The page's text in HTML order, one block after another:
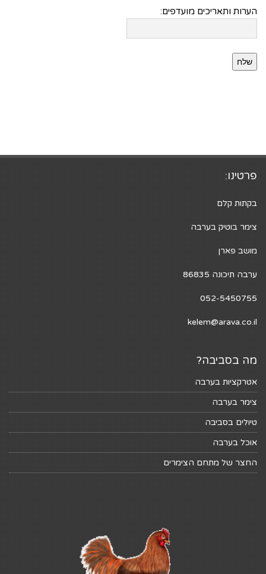
הערות ותאריכים מועדפים:
פרטינו:
בקתות קלם
צימר בוטיק בערבה
מושב פארן
ערבה תיכונה 86835
052-5450755
kelem@arava.co.il
מה בסביבה?
אטרקציות בערבה
צימר בערבה
טיולים בסביבה
אוכל בערבה
החצר של מתחם הצימרים